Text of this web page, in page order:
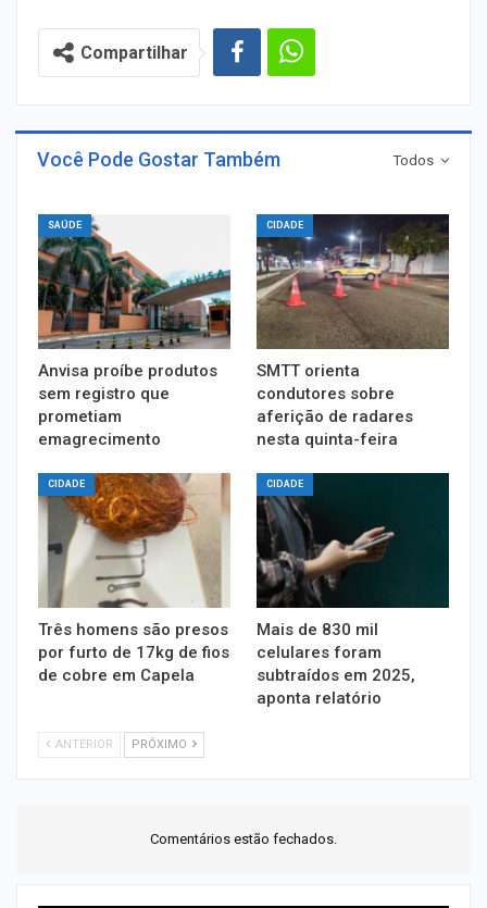
Compartilhar
Todos
Você Pode Gostar Também
SAÚDE
Anvisa proíbe produtos
sem registro que
prometiam
emagrecimento
CIDADE
SMTT orienta
condutores sobre
aferição de radares
nesta quinta-feira
CIDADE
Três homens são presos
por furto de 17kg de fios
de cobre em Capela
CIDADE
Mais de 830 mil
celulares foram
subtraídos em 2025,
aponta relatório
ANTERIOR PRÓXIMO
Comentários estão fechados.